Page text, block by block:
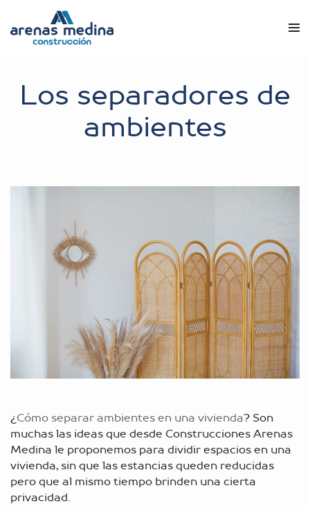
Los separadores de
ambientes
¿Cómo separar ambientes en una vivienda? Son
muchas las ideas que desde Construcciones Arenas
Medina le proponemos para dividir espacios en una
vivienda, sin que las estancias queden reducidas
pero que al mismo tiempo brinden una cierta
privacidad.